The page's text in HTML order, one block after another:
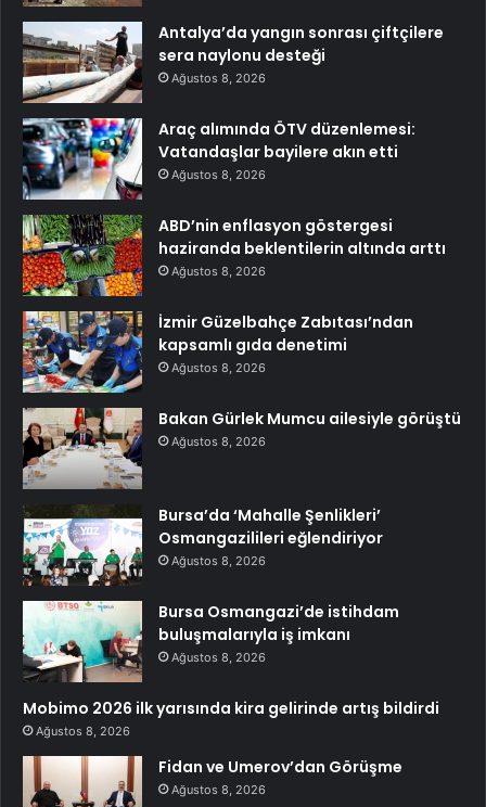
Antalya’da yangın sonrası çiftçilere
sera naylonu desteği
Ağustos 8, 2026
Araç alımında ÖTV düzenlemesi:
Vatandaşlar bayilere akın etti
Ağustos 8, 2026
ABD’nin enflasyon göstergesi
haziranda beklentilerin altında arttı
Ağustos 8, 2026
İzmir Güzelbahçe Zabıtası’ndan
kapsamlı gıda denetimi
Ağustos 8, 2026
Bakan Gürlek Mumcu ailesiyle görüştü
Ağustos 8, 2026
Bursa’da ‘Mahalle Şenlikleri’
Osmangazilileri eğlendiriyor
Ağustos 8, 2026
Bursa Osmangazi’de istihdam
buluşmalarıyla iş imkanı
Ağustos 8, 2026
Mobimo 2026 ilk yarısında kira gelirinde artış bildirdi
Ağustos 8, 2026
Fidan ve Umerov’dan Görüşme
Ağustos 8, 2026